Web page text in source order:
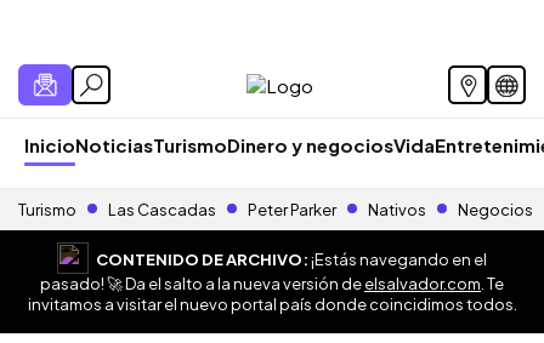
InicioNoticiasTurismoDinero y negociosVida
Turismo Las Cascadas Peter Parker Nativos Negocios
CONTENIDO DE ARCHIVO:¡Estás navegando en el
pasado! 🚀 Da el salto a la nueva versión deelsalvador.com . Te
invitamos a visitar el nuevo portal país donde coincidimos todos.